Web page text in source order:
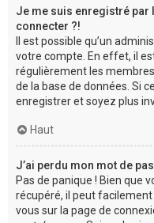
Je me suis enregistré par
connecter ?!
Il est possible qu’un
votre compte. En effet, il
régulièrement les
de la base de données. Si
enregistrer et soyez plus
Haut
J’ai perdu mon mot de
Pas de panique ! Bien que
récupéré, il peut
vous sur la page de